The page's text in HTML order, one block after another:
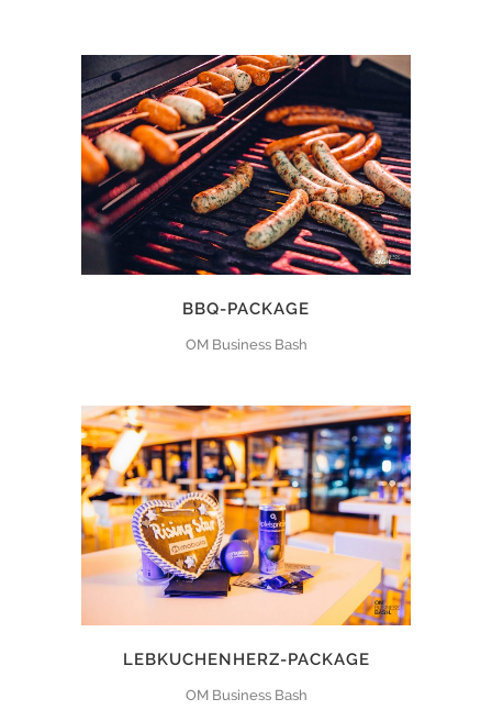
BBQ-PACKAGE
OM Business Bash
LEBKUCHENHERZ-PACKAGE
OM Business Bash